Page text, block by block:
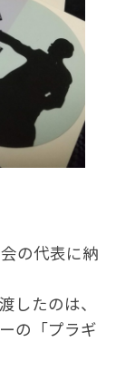
の代表に納
したのは、
の「プラギ